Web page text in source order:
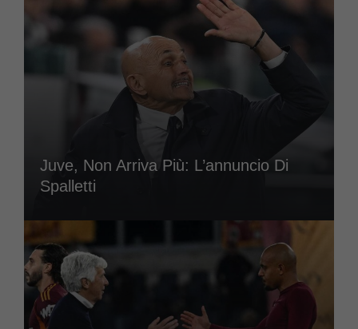
Juve, Non Arriva Più: L’annuncio Di
Spalletti